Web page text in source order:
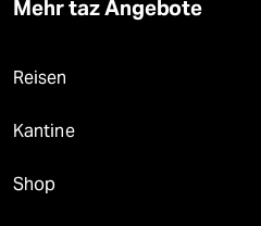
Mehr taz Angebote
Reisen
Kantine
Shop